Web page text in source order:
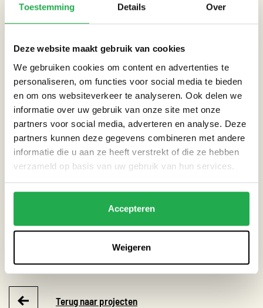
Toestemming Details Over
Deze website maakt gebruik van cookies
We gebruiken cookies om content en advertenties te
personaliseren, om functies voor social media te bieden
en om ons websiteverkeer te analyseren. Ook delen we
informatie over uw gebruik van onze site met onze
partners voor social media, adverteren en analyse. Deze
partners kunnen deze gegevens combineren met andere
informatie die u aan ze heeft verstrekt of die ze hebben
verzameld op basis van uw gebruik van hun services.
Accepteren
Weigeren
Locatie: Praterlaan, Amsterdam
CATEGORIEËN
Straat
THEMA’S
Extreme neerslag
Terug naar projecten